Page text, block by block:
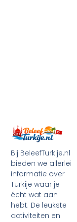
Bij BeleefTurkije.nl
bieden we allerlei
informatie over
Turkije waar je
écht wat aan
hebt. De leukste
activiteiten en